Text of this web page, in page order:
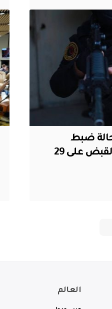
الوطني: تنفيذ 31 حالة ضبط
بالمنافذ والسيطرات والقبض على 29
العالم